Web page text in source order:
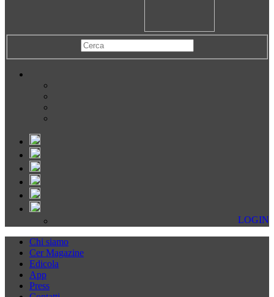
LOGIN
Chi siamo
Cer Magazine
Edicola
App
Press